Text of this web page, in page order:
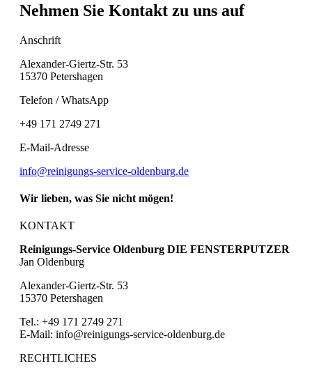
Nehmen Sie Kontakt zu uns auf
Anschrift
Alexander-Giertz-Str. 53
15370 Petershagen
Telefon / WhatsApp
+49 171 2749 271
E-Mail-Adresse
info@reinigungs-service-oldenburg.de
Wir lieben, was Sie nicht mögen!
KONTAKT
Reinigungs-Service Oldenburg DIE FENSTERPUTZER
Jan Oldenburg
Alexander-Giertz-Str. 53
15370 Petershagen
Tel.: +49 171 2749 271
E-Mail: info@reinigungs-service-oldenburg.de
RECHTLICHES